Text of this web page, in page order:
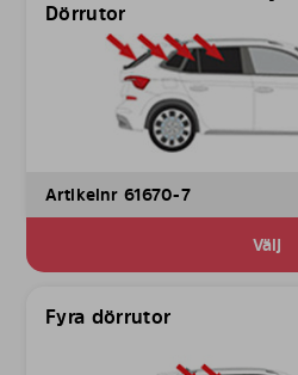
Dörrutor
Artikelnr 61670-7
Välj
Fyra dörrutor